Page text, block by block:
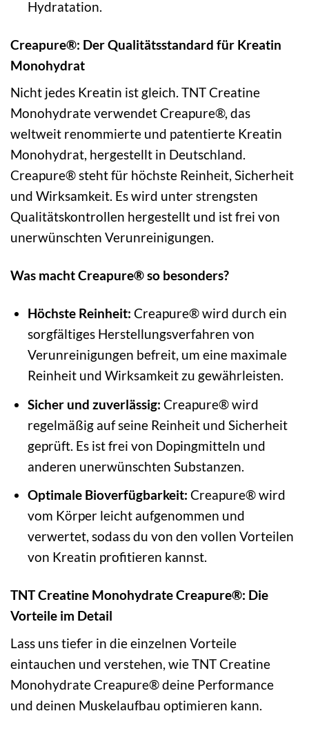
Hydratation.
Creapure®: Der Qualitätsstandard für Kreatin
Monohydrat
Nicht jedes Kreatin ist gleich. TNT Creatine
Monohydrate verwendet Creapure®, das
weltweit renommierte und patentierte Kreatin
Monohydrat, hergestellt in Deutschland.
Creapure® steht für höchste Reinheit, Sicherheit
und Wirksamkeit. Es wird unter strengsten
Qualitätskontrollen hergestellt und ist frei von
unerwünschten Verunreinigungen.
Was macht Creapure® so besonders?
Höchste Reinheit: Creapure® wird durch ein
sorgfältiges Herstellungsverfahren von
Verunreinigungen befreit, um eine maximale
Reinheit und Wirksamkeit zu gewährleisten.
Sicher und zuverlässig: Creapure® wird
regelmäßig auf seine Reinheit und Sicherheit
geprüft. Es ist frei von Dopingmitteln und
anderen unerwünschten Substanzen.
Optimale Bioverfügbarkeit: Creapure® wird
vom Körper leicht aufgenommen und
verwertet, sodass du von den vollen Vorteilen
von Kreatin profitieren kannst.
TNT Creatine Monohydrate Creapure®: Die
Vorteile im Detail
Lass uns tiefer in die einzelnen Vorteile
eintauchen und verstehen, wie TNT Creatine
Monohydrate Creapure® deine Performance
und deinen Muskelaufbau optimieren kann.